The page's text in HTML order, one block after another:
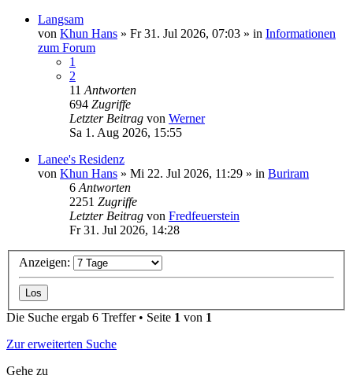
Langsam
von Khun Hans » Fr 31. Jul 2026, 07:03 » in Informationen
zum Forum
1
2
11 Antworten
694 Zugriffe
Letzter Beitrag von Werner
Sa 1. Aug 2026, 15:55
Lanee's Residenz
von Khun Hans » Mi 22. Jul 2026, 11:29 » in Buriram
6 Antworten
2251 Zugriffe
Letzter Beitrag von Fredfeuerstein
Fr 31. Jul 2026, 14:28
Anzeigen:
Die Suche ergab 6 Treffer • Seite 1 von 1
Zur erweiterten Suche
Gehe zu